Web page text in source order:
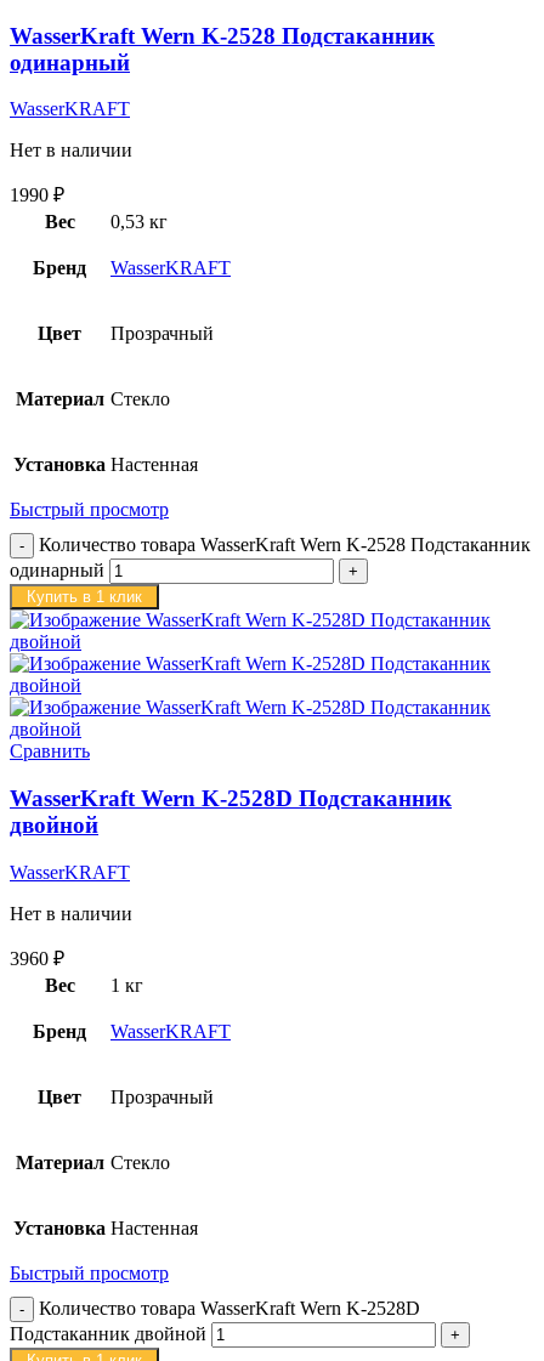
WasserKraft Wern K-2528 Подстаканник
одинарный
WasserKRAFT
Нет в наличии
1990 ₽
Вес
0,53 кг
Бренд WasserKRAFT
Цвет Прозрачный
Материал Стекло
Установка Настенная
Быстрый просмотр
Количество товара WasserKraft Wern K-2528 Подстаканник
одинарный
Купить в 1 клик
Сравнить
WasserKraft Wern K-2528D Подстаканник
двойной
WasserKRAFT
Нет в наличии
3960 ₽
Вес
1 кг
Бренд WasserKRAFT
Цвет Прозрачный
Материал Стекло
Установка Настенная
Быстрый просмотр
Количество товара WasserKraft Wern K-2528D
Подстаканник двойной